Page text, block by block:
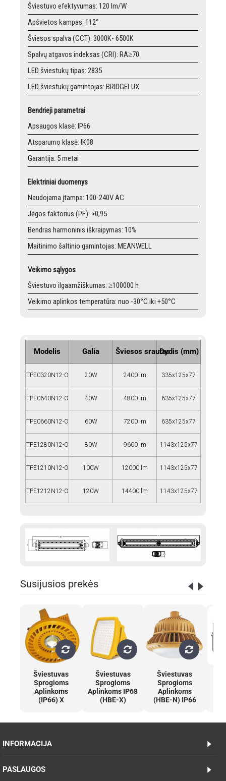
Šviestuvo efektyvumas: 120 lm/W
Apšvietos kampas: 112°
Šviesos spalva (CCT): 3000K- 6500K
Spalvų atgavos indeksas (CRI): RA≥70
LED šviestukų tipas: 2835
LED šviestukų gamintojas: BRIDGELUX
Bendrieji parametrai
Apsaugos klasė: IP66
Atsparumo klasė: IK08
Garantija: 5 metai
Elektriniai duomenys
Naudojama įtampa: 100-240V AC
Jėgos faktorius (PF): >0,95
Bendras harmoninis iškraipymas: 10%
Maitinimo šaltinio gamintojas: MEANWELL
Veikimo sąlygos
Šviestuvo ilgaamžiškumas: ≥100000 h
Veikimo aplinkos temperatūra: nuo -30°C iki +50°C
Modelis Galia Šviesos srautasDydis (mm)
TPE0320N12-O 20W 2400 lm 335x125x77
TPE0640N12-O 40W 4800 lm 635x125x77
TPE0660N12-O 60W 7200 lm 635x125x77
TPE1280N12-O 80W 9600 lm 1143x125x77
TPE1210N12-O 100W 12000 lm 1143x125x77
TPE1212N12-O 120W 14400 lm 1143x125x77
Susijusios prekės
Šviestuvas
Sprogioms
Aplinkoms
(IP66) X
Šviestuvas
Sprogioms
Aplinkoms IP68
(HBE-X)
Šviestuvas
Sprogioms
Aplinkoms
(HBE-N) IP66
INFORMACIJA
PASLAUGOS